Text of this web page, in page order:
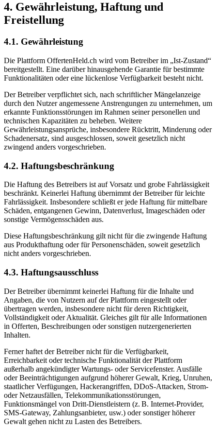
4. Gewährleistung, Haftung und
Freistellung
4.1. Gewährleistung
Die Plattform OffertenHeld.ch wird vom Betreiber im „Ist-Zustand“
bereitgestellt. Eine darüber hinausgehende Garantie für bestimmte
Funktionalitäten oder eine lückenlose Verfügbarkeit besteht nicht.
Der Betreiber verpflichtet sich, nach schriftlicher Mängelanzeige
durch den Nutzer angemessene Anstrengungen zu unternehmen, um
erkannte Funktionsstörungen im Rahmen seiner personellen und
technischen Kapazitäten zu beheben. Weitere
Gewährleistungsansprüche, insbesondere Rücktritt, Minderung oder
Schadenersatz, sind ausgeschlossen, soweit gesetzlich nicht
zwingend anders vorgeschrieben.
4.2. Haftungsbeschränkung
Die Haftung des Betreibers ist auf Vorsatz und grobe Fahrlässigkeit
beschränkt. Keinerlei Haftung übernimmt der Betreiber für leichte
Fahrlässigkeit. Insbesondere schließt er jede Haftung für mittelbare
Schäden, entgangenen Gewinn, Datenverlust, Imageschäden oder
sonstige Vermögensschäden aus.
Diese Haftungsbeschränkung gilt nicht für die zwingende Haftung
aus Produkthaftung oder für Personenschäden, soweit gesetzlich
nicht anders vorgeschrieben.
4.3. Haftungsausschluss
Der Betreiber übernimmt keinerlei Haftung für die Inhalte und
Angaben, die von Nutzern auf der Plattform eingestellt oder
übertragen werden, insbesondere nicht für deren Richtigkeit,
Vollständigkeit oder Aktualität. Gleiches gilt für alle Informationen
in Offerten, Beschreibungen oder sonstigen nutzergenerierten
Inhalten.
Ferner haftet der Betreiber nicht für die Verfügbarkeit,
Erreichbarkeit oder technische Funktionalität der Plattform
außerhalb angekündigter Wartungs- oder Servicefenster. Ausfälle
oder Beeinträchtigungen aufgrund höherer Gewalt, Krieg, Unruhen,
staatlicher Verfügungen, Hackerangriffen, DDoS-Attacken, Strom-
oder Netzausfällen, Telekommunikationsstörungen,
Funktionsmängel von Dritt-Dienstleistern (z. B. Internet-Provider,
SMS-Gateway, Zahlungsanbieter, usw.) oder sonstiger höherer
Gewalt gehen nicht zu Lasten des Betreibers.